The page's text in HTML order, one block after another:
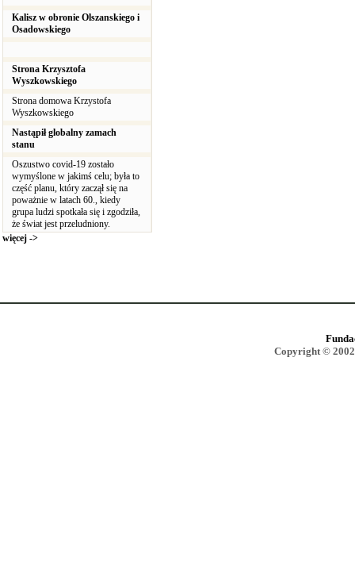
Kalisz w obronie Olszanskiego i
Osadowskiego
Strona Krzysztofa
Wyszkowskiego
Strona domowa Krzystofa
Wyszkowskiego
Nastąpił globalny zamach
stanu
Oszustwo covid-19 zostało
wymyślone w jakimś celu; była to
część planu, który zaczął się na
poważnie w latach 60., kiedy
grupa ludzi spotkała się i zgodziła,
że świat jest przeludniony.
więcej ->
Copyright ©